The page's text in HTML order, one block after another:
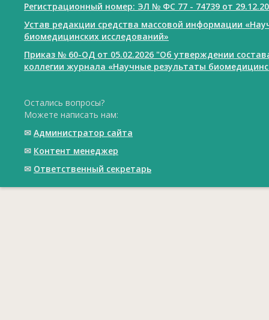
Регистрационный номер: ЭЛ № ФС 77 - 74739 от
Устав редакции средства массовой информации
биомедицинских исследований»
Приказ № 60-ОД от 05.02.2026 "Об утверждении
коллегии журнала «Научные результаты
Остались вопросы?
Можете написать нам:
✉ Администратор сайта
✉ Контент менеджер
✉ Ответственный cекретарь